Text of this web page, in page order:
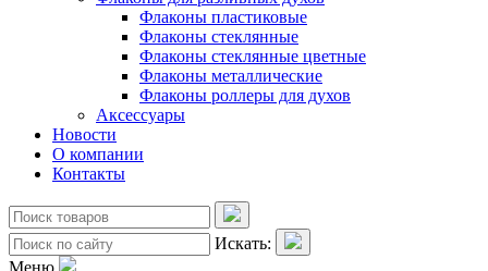
Флаконы пластиковые
Флаконы стеклянные
Флаконы стеклянные цветные
Флаконы металлические
Флаконы роллеры для духов
Аксессуары
Новости
О компании
Контакты
Искать:
Меню